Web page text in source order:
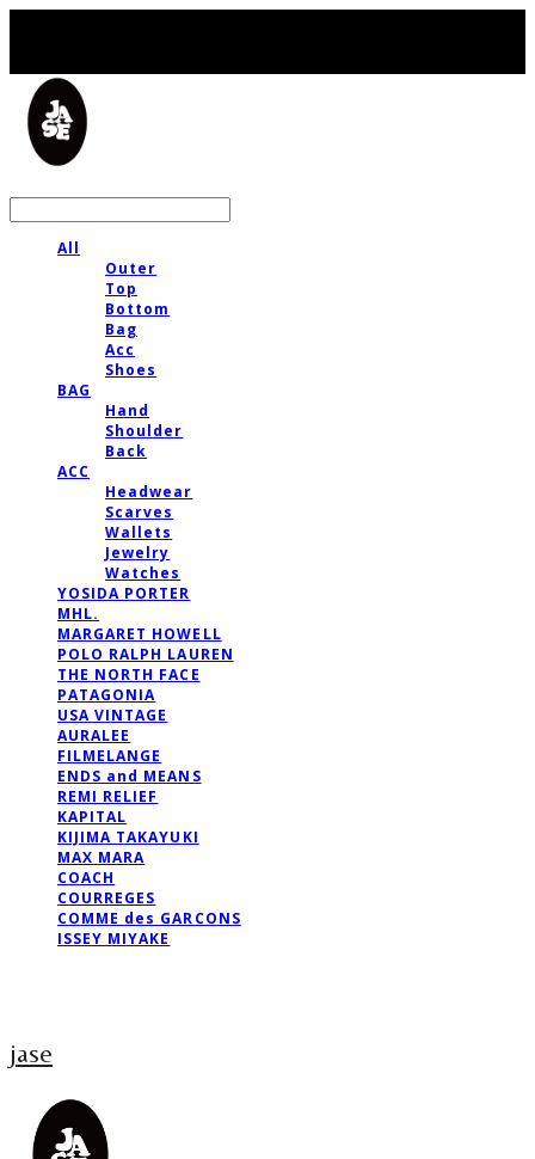
All
Outer
Top
Bottom
Bag
Acc
Shoes
BAG
Hand
Shoulder
Back
ACC
Headwear
Scarves
Wallets
Jewelry
Watches
YOSIDA PORTER
MHL.
MARGARET HOWELL
POLO RALPH LAUREN
THE NORTH FACE
PATAGONIA
USA VINTAGE
AURALEE
FILMELANGE
ENDS and MEANS
REMI RELIEF
KAPITAL
KIJIMA TAKAYUKI
MAX MARA
COACH
COURREGES
COMME des GARCONS
ISSEY MIYAKE
jase